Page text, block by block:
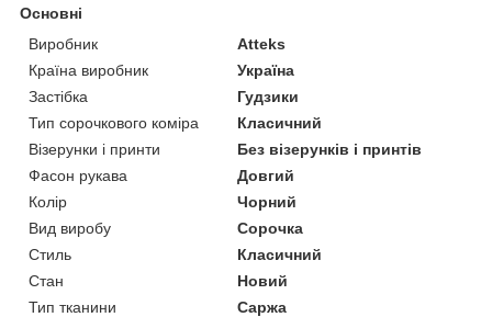
Основні
Виробник
Atteks
Країна виробник
Україна
Застібка
Гудзики
Тип сорочкового коміра
Класичний
Візерунки і принти
Без візерунків і принтів
Фасон рукава
Довгий
Колір
Чорний
Вид виробу
Сорочка
Стиль
Класичний
Стан
Новий
Тип тканини
Саржа